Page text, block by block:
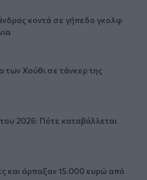
κοντά σε γήπεδο γκολφ
των Χούθι σε τάνκερ της
2026: Πότε καταβάλλεται
και άρπαξαν 15.000 ευρώ από